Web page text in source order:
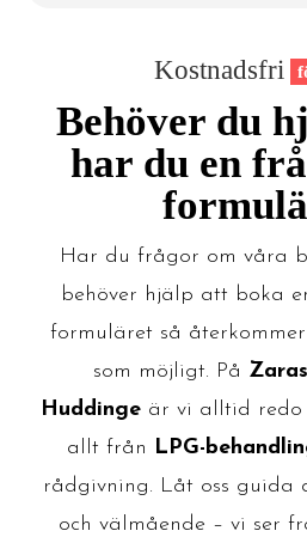
Kostnadsfri
Behöver du
har du en
Har du frågor om våra
behöver hjälp att boka
formuläret så
som möjligt. På
Huddinge är vi alltid
allt från
LPG-
rådgivning. Låt oss
och välmående – vi ser